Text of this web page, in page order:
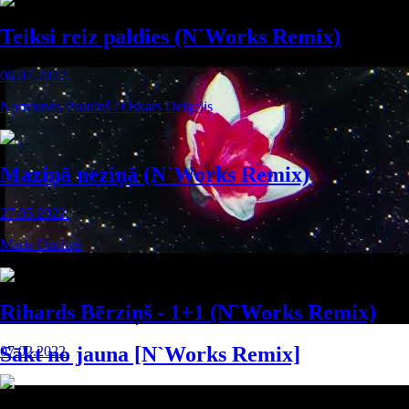
Teiksi reiz paldies (N`Works Remix)
06.07.2022.
Normunds Pauniņš / Oskars Deigelis
Maziņā neziņā (N`Works Remix)
27.05.2022.
Māris Ozoliņš
Rihards Bērziņš - 1+1 (N`Works Remix)
07.02.2022.
Sākt no jauna [N`Works Remix]